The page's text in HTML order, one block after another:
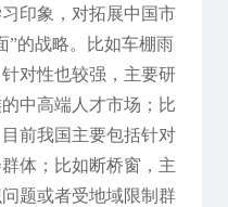
印象，对拓展中国市
”的战略。比如车棚雨
对性也较强，主要研
中高端人才市场；比
前我国主要包括针对
体；比如断桥窗，主
题或者受地域限制群